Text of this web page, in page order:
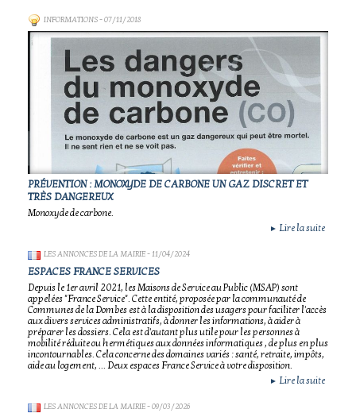
INFORMATIONS- 07/11/2018
PRÉVENTION : MONOXYDE DE CARBONE UN GAZ DISCRET ET
TRÈS DANGEREUX
Monoxyde de carbone.
► Lire la suite
LES ANNONCES DE LA MAIRIE- 11/04/2024
ESPACES FRANCE SERVICES
Depuis le 1er avril 2021, les Maisons de Service au Public (MSAP) sont
appelées "France Service". Cette entité, proposée par la communauté de
Communes de la Dombes est à la disposition des usagers pour faciliter l'accès
aux divers services administratifs, à donner les informations, à aider à
préparer les dossiers. Cela est d'autant plus utile pour les personnes à
mobilité réduite ou hermétiques aux données informatiques , de plus en plus
incontournables. Cela concerne des domaines variés : santé, retraite, impôts,
aide au logement, ... Deux espaces France Service à votre disposition.
► Lire la suite
LES ANNONCES DE LA MAIRIE- 09/03/2026